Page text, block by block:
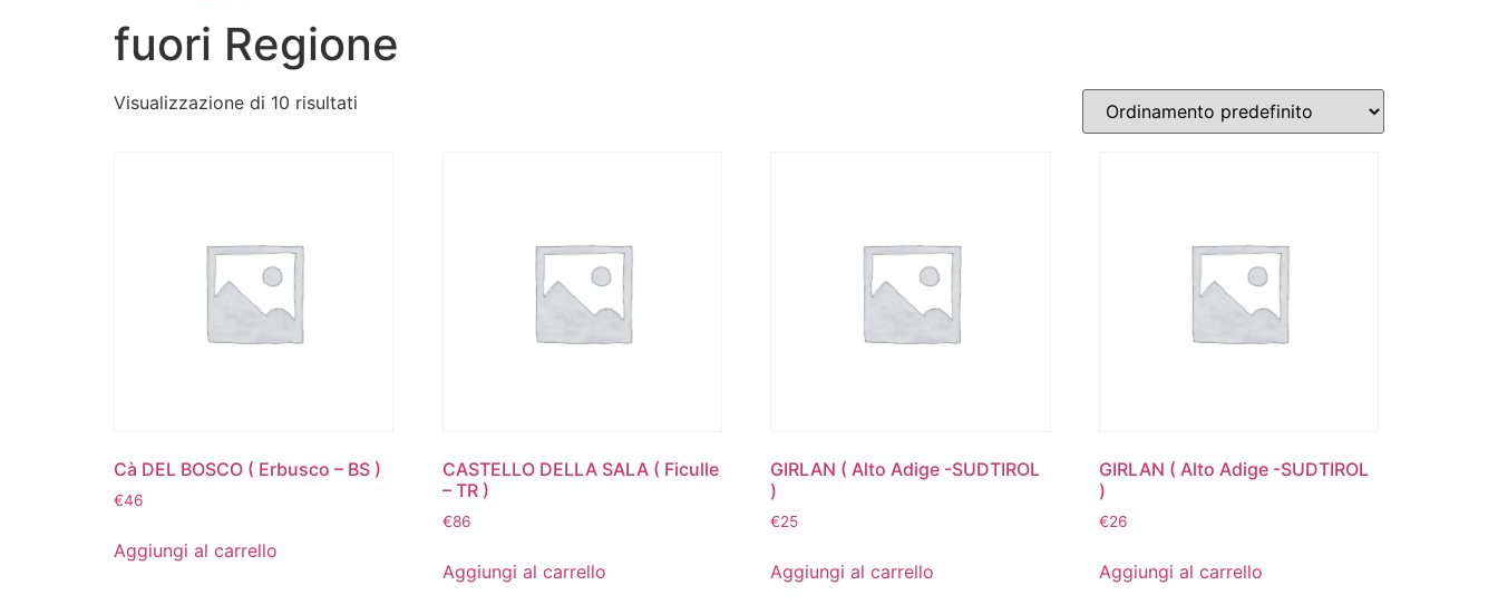
fuori Regione
Visualizzazione di 10 risultati
Cà DEL BOSCO ( Erbusco – BS )
€46
Aggiungi al carrello
CASTELLO DELLA SALA ( Ficulle
– TR )
€86
Aggiungi al carrello
GIRLAN ( Alto Adige -SUDTIROL
)
€25
Aggiungi al carrello
GIRLAN ( Alto Adige -SUDTIROL
)
€26
Aggiungi al carrello